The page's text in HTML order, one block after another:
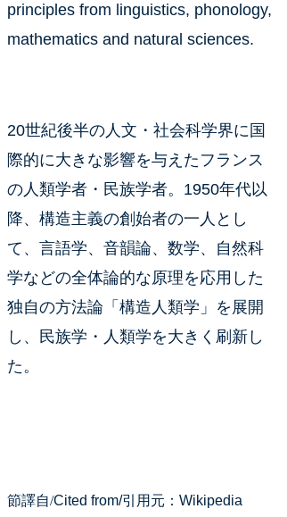
principles from linguistics, phonology,
mathematics and natural sciences.
20世紀後半の人文・社会科学界に国
際的に大きな影響を与えたフランス
の人類学者・民族学者。1950年代以
降、構造主義の創始者の一人とし
て、言語学、音韻論、数学、自然科
学などの全体論的な原理を応用した
独自の方法論「構造人類学」を展開
し、民族学・人類学を大きく刷新し
た。
節譯自/Cited from/引用元 ： Wikipedia